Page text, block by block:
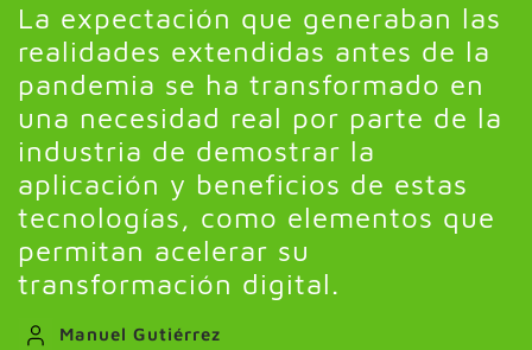
La expectación que generaban las
realidades extendidas antes de la
pandemia se ha transformado en
una necesidad real por parte de la
industria de demostrar la
aplicación y beneficios de estas
tecnologías, como elementos que
permitan acelerar su
transformación digital.
Manuel Gutiérrez